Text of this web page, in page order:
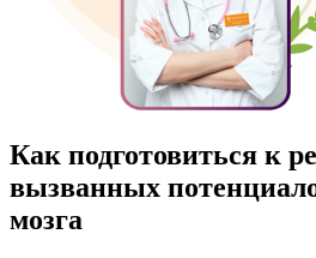
Как подготовиться к
вызванных
мозга